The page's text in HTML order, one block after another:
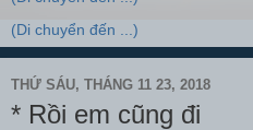
THỨ SÁU, THÁNG 11 23, 2018
* Rồi em cũng đi